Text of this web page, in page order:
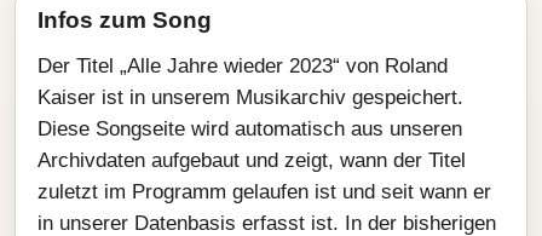
Infos zum Song
Der Titel „Alle Jahre wieder 2023“ von Roland
Kaiser ist in unserem Musikarchiv gespeichert.
Diese Songseite wird automatisch aus unseren
Archivdaten aufgebaut und zeigt, wann der Titel
zuletzt im Programm gelaufen ist und seit wann er
in unserer Datenbasis erfasst ist. In der bisherigen